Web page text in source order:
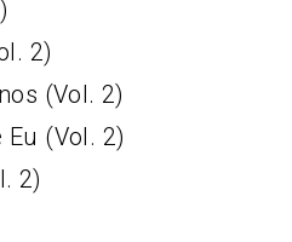
2)
(Vol. 2)
(Vol. 2)
2)